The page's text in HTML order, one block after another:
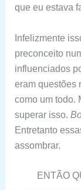
que eu estava
Infelizmente
preconceito
influenciados
eram questões
como um todo.
superar isso.
Entretanto
assombrar.
ENTÃO